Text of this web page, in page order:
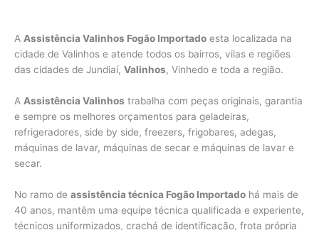
A Assistência Valinhos Fogão Importado esta localizada na
cidade de Valinhos e atende todos os bairros, vilas e regiões
das cidades de Jundiaí, Valinhos, Vinhedo e toda a região.
A Assistência Valinhos trabalha com peças originais, garantia
e sempre os melhores orçamentos para geladeiras,
refrigeradores, side by side, freezers, frigobares, adegas,
máquinas de lavar, máquinas de secar e máquinas de lavar e
secar.
No ramo de assistência técnica Fogão Importado há mais de
40 anos, mantêm uma equipe técnica qualificada e experiente,
técnicos uniformizados, crachá de identificação, frota própria